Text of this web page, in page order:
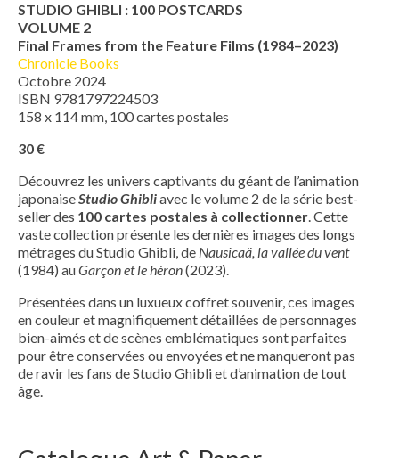
STUDIO GHIBLI : 100 POSTCARDS
VOLUME 2
Final Frames from the Feature Films (1984–2023)
Chronicle Books
Octobre 2024
ISBN 9781797224503
158 x 114 mm, 100 cartes postales
30 €
Découvrez les univers captivants du géant de l’animation
japonaiseStudio Ghibliavec le volume 2 de la série best-
seller des 100 cartes postales à collectionner. Cette
vaste collection présente les dernières images des longs
métrages du Studio Ghibli, de Nausicaä, la vallée du vent
(1984) auGarçon et le héron(2023).
Présentées dans un luxueux coffret souvenir, ces images
en couleur et magnifiquement détaillées de personnages
bien-aimés et de scènes emblématiques sont parfaites
pour être conservées ou envoyées et ne manqueront pas
de ravir les fans de Studio Ghibli et d’animation de tout
âge.